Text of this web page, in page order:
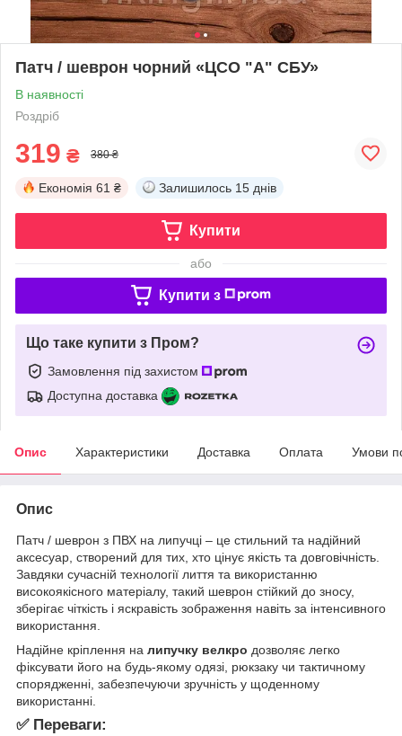
Патч / шеврон чорний «ЦСО "А" СБУ»
В наявності
Роздріб
319 ₴ 380 ₴
Економія 61 ₴ Залишилось 15 днів
Купити
або
Купити з
Що таке купити з Пром?
Замовлення під захистом
Доступна доставка
Опис Характеристики Доставка Оплата Умови
Опис
Патч / шеврон з ПВХ на липучці – це стильний та надійний
аксесуар, створений для тих, хто цінує якість та довговічність.
Завдяки сучасній технології лиття та використанню
високоякісного матеріалу, такий шеврон стійкий до зносу,
зберігає чіткість і яскравість зображення навіть за інтенсивного
використання.
Надійне кріплення на липучку велкро дозволяє легко
фіксувати його на будь-якому одязі, рюкзаку чи тактичному
спорядженні, забезпечуючи зручність у щоденному
використанні.
✅ Переваги: